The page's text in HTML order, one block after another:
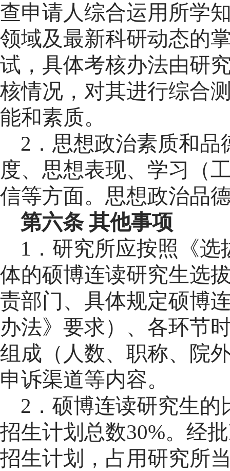
查申请人综合运用所学
领域及最新科研动态的
试，具体考核办法由研
核情况，对其进行综合
能和素质。
2 ．思想政治素质和
度、思想表现、学习（
信等方面。思想政治品
第六条 其他事项
1 ． 研究所应按照《选
体的硕博连读研究生选
责部门、 具体规定硕博
办法》要求）、各环节
组成（人数、职称、院
申诉渠道等内容。
2 ．硕博连读研究生
招生计划总数30%。经
招生计划，占用研究所